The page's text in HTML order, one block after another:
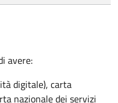
avere:
digitale), carta
nazionale dei servizi